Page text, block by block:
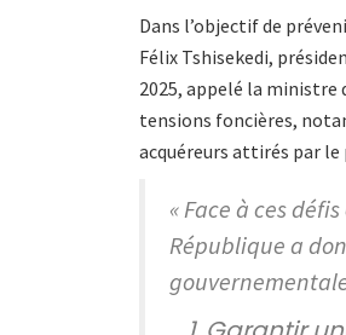
Dans l’objectif de
Félix Tshisekedi,
2025, appelé la ministre
tensions foncières,
acquéreurs attirés par
« Face à ces
République a